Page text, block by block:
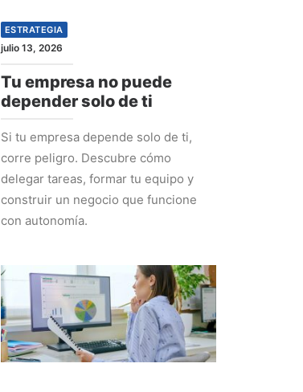
ESTRATEGIA
julio 13, 2026
Tu empresa no puede
depender solo de ti
Si tu empresa depende solo de ti,
corre peligro. Descubre cómo
delegar tareas, formar tu equipo y
construir un negocio que funcione
con autonomía.